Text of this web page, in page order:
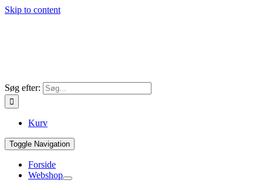
Skip to content
Søg efter:
Kurv
Toggle Navigation
Forside
Webshop